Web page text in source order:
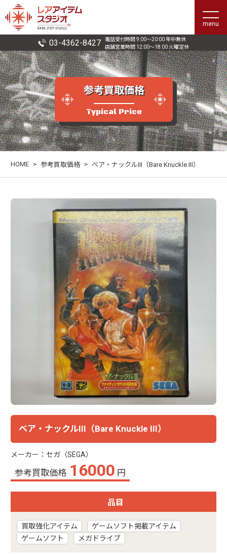
menu
03-4362-8427
電話受付時間 9:00〜20:00 年中無休
店舗営業時間 12:00〜18:00 火曜定休
参考買取価格
Typical Price
HOME > 参考買取価格 > ベア・ナックルIII（Bare Knuckle III）
ベア・ナックルIII（Bare Knuckle III）
メーカー：セガ（SEGA）
参考買取価格 16000 円
品目
買取強化アイテム
ゲームソフト掲載アイテム
ゲームソフト
メガドライブ